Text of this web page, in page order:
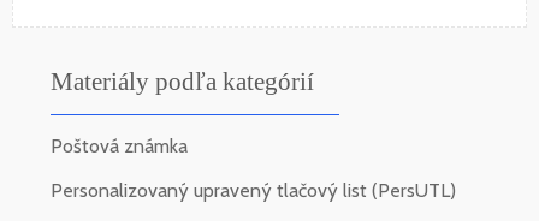
Materiály podľa kategórií
Poštová známka
Personalizovaný upravený tlačový list (PersUTL)